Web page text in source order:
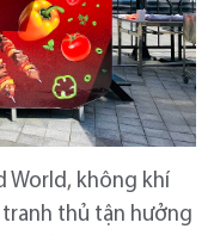
World, không khí
thủ tận hưởng